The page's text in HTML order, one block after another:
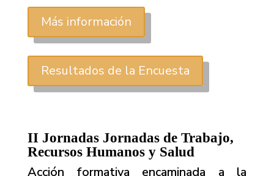
Más información
Resultados de la Encuesta
II Jornadas Jornadas de Trabajo,
Recursos Humanos y Salud
Acción formativa encaminada a la